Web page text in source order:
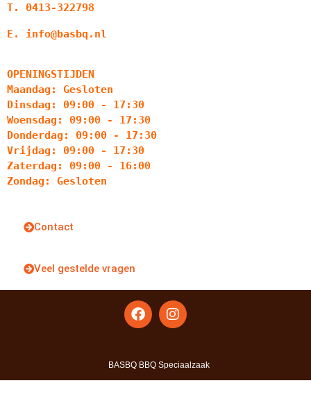
T. 0413-322798
E. info@basbq.nl
OPENINGSTIJDEN
Maandag: Gesloten
Dinsdag: 09:00 - 17:30
Woensdag: 09:00 - 17:30
Donderdag: 09:00 - 17:30
Vrijdag: 09:00 - 17:30
Zaterdag: 09:00 - 16:00
Zondag: Gesloten
Contact
Veel gestelde vragen
BASBQ BBQ Speciaalzaak